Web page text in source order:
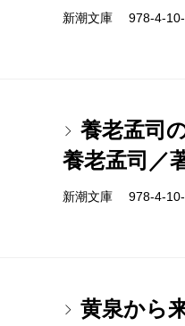
新潮文庫 978-4-
養老孟司
養老孟司／
新潮文庫 978-4-
黄泉から